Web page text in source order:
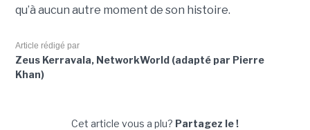
qu’à aucun autre moment de son histoire.
Article rédigé par
Zeus Kerravala, NetworkWorld (adapté par Pierre
Khan)
Cet article vous a plu? Partagez le !